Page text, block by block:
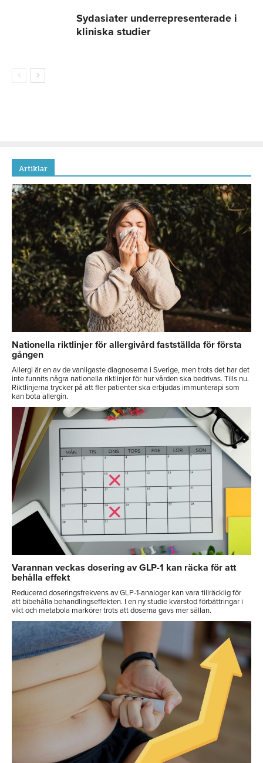
Sydasiater underrepresenterade i
kliniska studier
Artiklar
Nationella riktlinjer för allergivård fastställda för första
gången
Allergi är en av de vanligaste diagnoserna i Sverige, men trots det har det
inte funnits några nationella riktlinjer för hur vården ska bedrivas. Tills nu.
Riktlinjerna trycker på att fler patienter ska erbjudas immunterapi som
kan bota allergin.
Varannan veckas dosering av GLP-1 kan räcka för att
behålla effekt
Reducerad doseringsfrekvens av GLP-1-analoger kan vara tillräcklig för
att bibehålla behandlingseffekten. I en ny studie kvarstod förbättringar i
vikt och metabola markörer trots att doserna gavs mer sällan.